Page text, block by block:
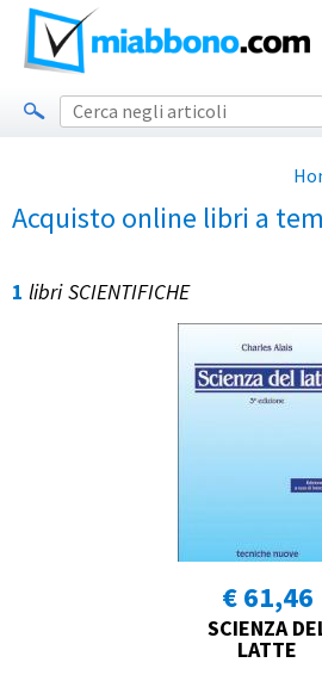
Acquisto online libri a
1 libri SCIENTIFICHE
€ 61,46
SCIENZA
LATTE